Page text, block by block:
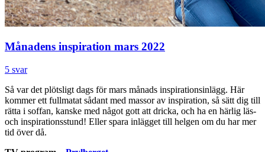
Månadens inspiration mars 2022
5 svar
Så var det plötsligt dags för mars månads inspirationsinlägg. Här
kommer ett fullmatat sådant med massor av inspiration, så sätt dig till
rätta i soffan, kanske med något gott att dricka, och ha en härlig läs-
och inspirationsstund! Eller spara inlägget till helgen om du har mer
tid över då.